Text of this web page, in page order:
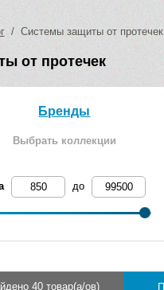
/ Системы защиты от протечек
от протечек
Бренды
Выбрать коллекции
до
40 товар(а/ов)